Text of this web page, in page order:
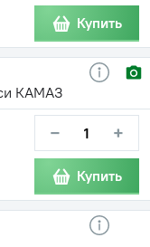
Купить
КАМАЗ
− +
Купить